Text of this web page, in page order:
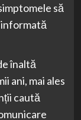
să
informată
înaltă
ani, mai ales
caută